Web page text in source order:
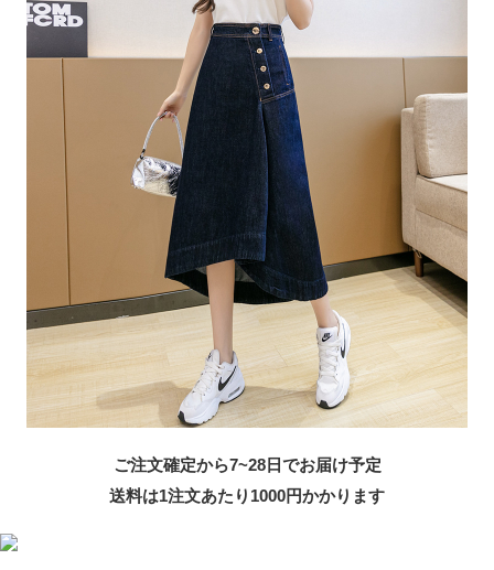
ご注文確定から7~28日でお届け予定
送料は1注文あたり 1000円かかります